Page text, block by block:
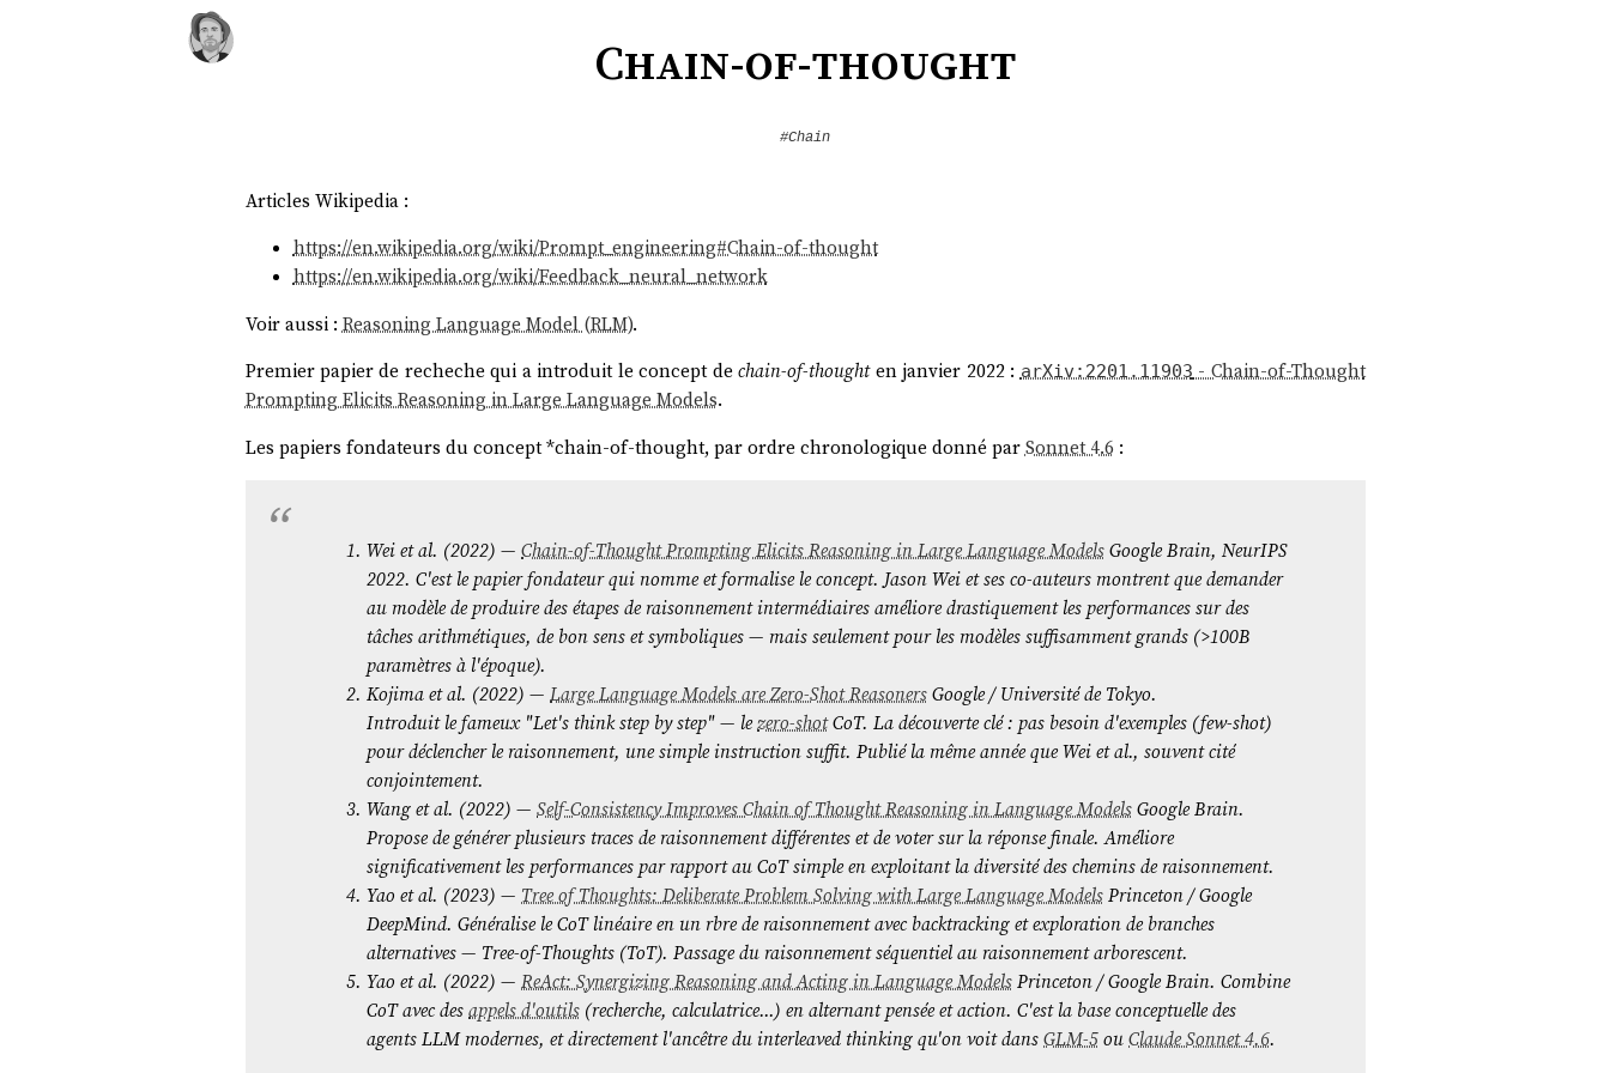
Chain-of-thought
#Chain
Articles Wikipedia :
https://en.wikipedia.org/wiki/Prompt_engineering#Chain-of-thought
https://en.wikipedia.org/wiki/Feedback_neural_network
Voir aussi : Reasoning Language Model (RLM).
Premier papier de recheche qui a introduit le concept dechain-of-thoughten janvier 2022 :arXiv:2201.11903- Chain-of-Thought
Prompting Elicits Reasoning in Large Language Models.
Les papiers fondateurs du concept *chain-of-thought, par ordre chronologique donné parSonnet 4.6 :
Wei et al. (2022) —Chain-of-Thought Prompting Elicits Reasoning in Large Language ModelsGoogle Brain, NeurIPS
2022. C'est le papier fondateur qui nomme et formalise le concept. Jason Wei et ses co-auteurs montrent que demander
au modèle de produire des étapes de raisonnement intermédiaires améliore drastiquement les performances sur des
tâches arithmétiques, de bon sens et symboliques — mais seulement pour les modèles suffisamment grands (>100B
paramètres à l'époque).
Kojima et al. (2022) —Large Language Models are Zero-Shot ReasonersGoogle / Université de Tokyo.
Introduit le fameux "Let's think step by step" — lezero-shotCoT. La découverte clé : pas besoin d'exemples (few-shot)
pour déclencher le raisonnement, une simple instruction suffit. Publié la même année que Wei et al., souvent cité
conjointement.
Wang et al. (2022) —Self-Consistency Improves Chain of Thought Reasoning in Language ModelsGoogle Brain.
Propose de générer plusieurs traces de raisonnement différentes et de voter sur la réponse finale. Améliore
significativement les performances par rapport au CoT simple en exploitant la diversité des chemins de raisonnement.
Yao et al. (2023) — Tree of Thoughts: Deliberate Problem Solving with Large Language ModelsPrinceton / Google
DeepMind. Généralise le CoT linéaire en un rbre de raisonnement avec backtracking et exploration de branches
alternatives — Tree-of-Thoughts (ToT). Passage du raisonnement séquentiel au raisonnement arborescent.
Yao et al. (2022) —ReAct: Synergizing Reasoning and Acting in Language ModelsPrinceton / Google Brain. Combine
CoT avec desappels d'outils (recherche, calculatrice…) en alternant pensée et action. C'est la base conceptuelle des
agents LLM modernes, et directement l'ancêtre duinterleaved thinkingqu'on voit dansGLM-5ouClaude Sonnet 4.6.